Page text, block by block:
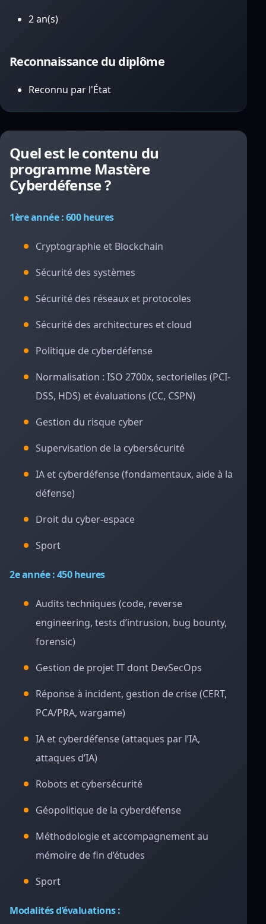
2 an(s)
Reconnaissance du diplôme
Reconnu par l'État
Quel est le contenu du
programme Mastère
Cyberdéfense ?
1ère année : 600 heures
Cryptographie et Blockchain
Sécurité des systèmes
Sécurité des réseaux et protocoles
Sécurité des architectures et cloud
Politique de cyberdéfense
Normalisation : ISO 2700x, sectorielles (PCI-
DSS, HDS) et évaluations (CC, CSPN)
Gestion du risque cyber
Supervisation de la cybersécurité
IA et cyberdéfense (fondamentaux, aide à la
défense)
Droit du cyber-espace
Sport
2e année : 450 heures
Audits techniques (code, reverse
engineering, tests d’intrusion, bug bounty,
forensic)
Gestion de projet IT dont DevSecOps
Réponse à incident, gestion de crise (CERT,
PCA/PRA, wargame)
IA et cyberdéfense (attaques par l’IA,
attaques d’IA)
Robots et cybersécurité
Géopolitique de la cyberdéfense
Méthodologie et accompagnement au
mémoire de fin d’études
Sport
Modalités d’évaluations :